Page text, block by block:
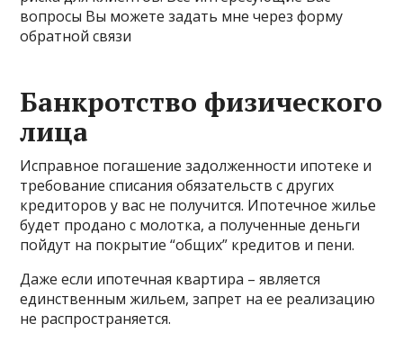
вопросы Вы можете задать мне через форму
обратной связи
Банкротство физического
лица
Исправное погашение задолженности ипотеке и
требование списания обязательств с других
кредиторов у вас не получится. Ипотечное жилье
будет продано с молотка, а полученные деньги
пойдут на покрытие “общих” кредитов и пени.
Даже если ипотечная квартира – является
единственным жильем, запрет на ее реализацию
не распространяется.